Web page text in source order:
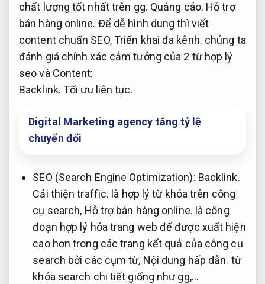
chất lượng tốt nhất trên gg. Quảng cáo. Hỗ trợ
bán hàng online. Để dễ hình dung thì viết
content chuẩn SEO,Triển khai đa kênh. chúng ta
đánh giá chính xác cảm tưởng của 2 từ hợp lý
seo và Content:
Backlink. Tối ưu liên tục.
Digital Marketing agency tăng tỷ lệ
chuyển đổi
SEO (Search Engine Optimization): Backlink.
Cải thiện traffic. là hợp lý từ khóa trên công
cụ search, Hỗ trợ bán hàng online. là công
đoạn hợp lý hóa trang web để được xuất hiện
cao hơn trong các trang kết quả của công cụ
search bởi các cụm từ, Nội dung hấp dẫn. từ
khóa search chi tiết giống như gg,…